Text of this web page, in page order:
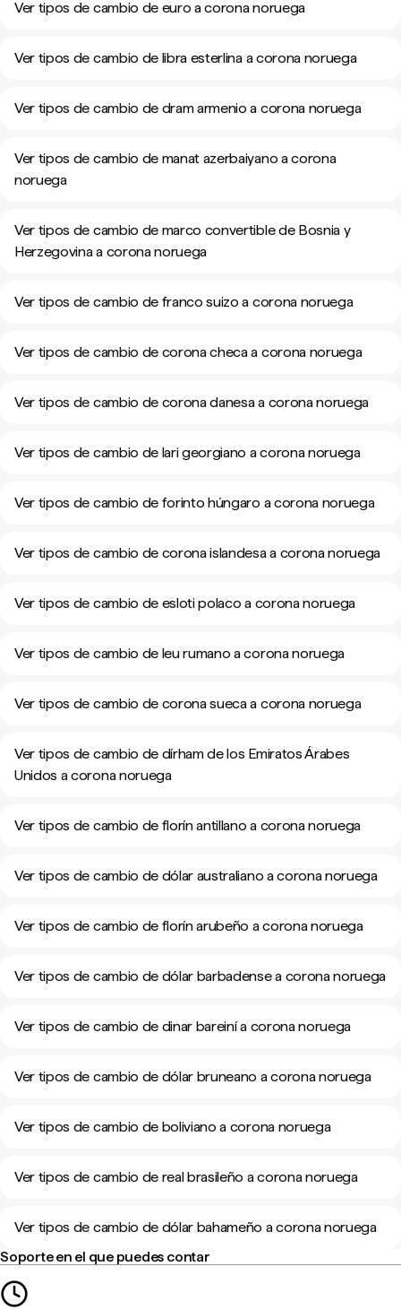
Ver tipos de cambio de euro a corona noruega
Ver tipos de cambio de libra esterlina a corona noruega
Ver tipos de cambio de dram armenio a corona noruega
Ver tipos de cambio de manat azerbaiyano a corona
noruega
Ver tipos de cambio de marco convertible de Bosnia y
Herzegovina a corona noruega
Ver tipos de cambio de franco suizo a corona noruega
Ver tipos de cambio de corona checa a corona noruega
Ver tipos de cambio de corona danesa a corona noruega
Ver tipos de cambio de lari georgiano a corona noruega
Ver tipos de cambio de forinto húngaro a corona noruega
Ver tipos de cambio de corona islandesa a corona noruega
Ver tipos de cambio de esloti polaco a corona noruega
Ver tipos de cambio de leu rumano a corona noruega
Ver tipos de cambio de corona sueca a corona noruega
Ver tipos de cambio de dírham de los Emiratos Árabes
Unidos a corona noruega
Ver tipos de cambio de florín antillano a corona noruega
Ver tipos de cambio de dólar australiano a corona noruega
Ver tipos de cambio de florín arubeño a corona noruega
Ver tipos de cambio de dólar barbadense a corona noruega
Ver tipos de cambio de dinar bareiní a corona noruega
Ver tipos de cambio de dólar bruneano a corona noruega
Ver tipos de cambio de boliviano a corona noruega
Ver tipos de cambio de real brasileño a corona noruega
Ver tipos de cambio de dólar bahameño a corona noruega
Soporte en el que puedes contar